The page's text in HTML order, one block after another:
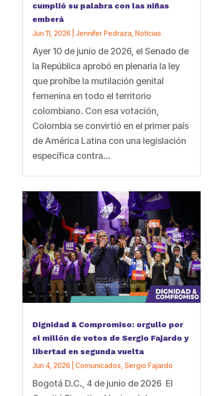
cumplió su palabra con las niñas
emberá
Jun 11, 2026 Jennifer Pedraza, Noticias
Ayer 10 de junio de 2026, el Senado de
la República aprobó en plenaria la ley
que prohíbe la mutilación genital
femenina en todo el territorio
colombiano. Con esa votación,
Colombia se convirtió en el primer país
de América Latina con una legislación
específica contra...
Dignidad & Compromiso: orgullo por
el millón de votos de Sergio Fajardo y
libertad en segunda vuelta
Jun 4, 2026 Comunicados Sergio Fajardo
Bogotá D.C., 4 de junio de 2026 El